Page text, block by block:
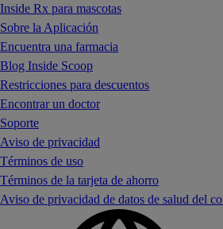
Inside Rx para mascotas
Sobre la Aplicación
Encuentra una farmacia
Blog Inside Scoop
Restricciones para descuentos
Encontrar un doctor
Soporte
Aviso de privacidad
Términos de uso
Términos de la tarjeta de ahorro
Aviso de privacidad de datos de salud del